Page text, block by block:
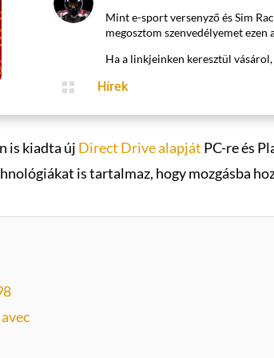
Mint e-sport versenyző és Sim
megosztom szenvedélyemet ezen
Ha a linkjeinken keresztül
 Hírek
is kiadta új Direct Drive alapját PC-re és
is tartalmaz, hogy mozgásba